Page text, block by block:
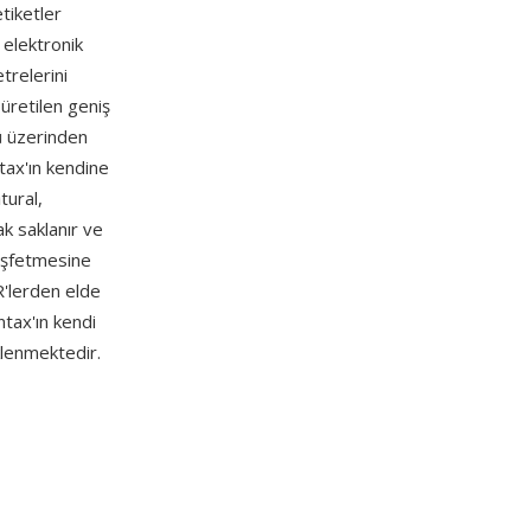
elektronik
üretilen geniş
üzerinden
kendine
saklanır ve
elde
kendi